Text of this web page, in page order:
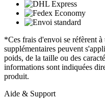
*Ces frais d'envoi se réfèrent
supplémentaires peuvent
poids, de la taille ou des
informations sont indiquées
produit.
Aide & Support